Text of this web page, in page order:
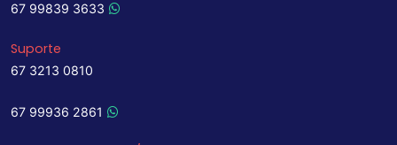
67 99839 3633
Suporte
67 3213 0810
67 99936 2861